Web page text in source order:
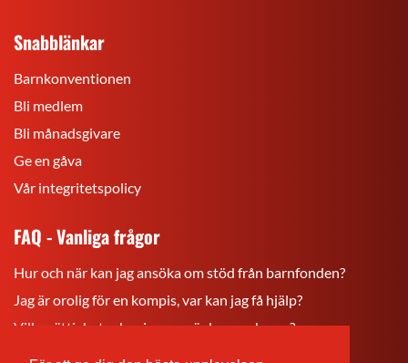
Snabblänkar
Barnkonventionen
Bli medlem
Bli månadsgivare
Ge en gåva
Vår integritetspolicy
FAQ - Vanliga frågor
Hur och när kan jag ansöka om stöd från barnfonden?
Jag är orolig för en kompis, var kan jag få hjälp?
Vilka rättigheter har jag som är barn och ung?